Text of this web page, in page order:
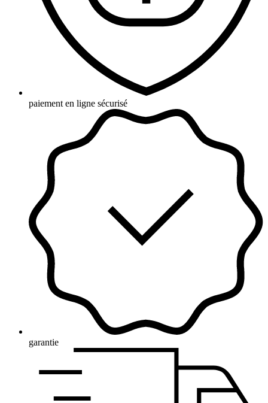
paiement en ligne sécurisé
garantie